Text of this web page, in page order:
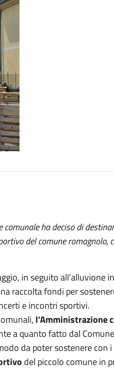
ha deciso di
del comune
in seguito all’alluvione
raccolta fondi per
e incontri sportivi.
l’Amministrazione
a quanto fatto dal
da poter sostenere con
del piccolo comune in